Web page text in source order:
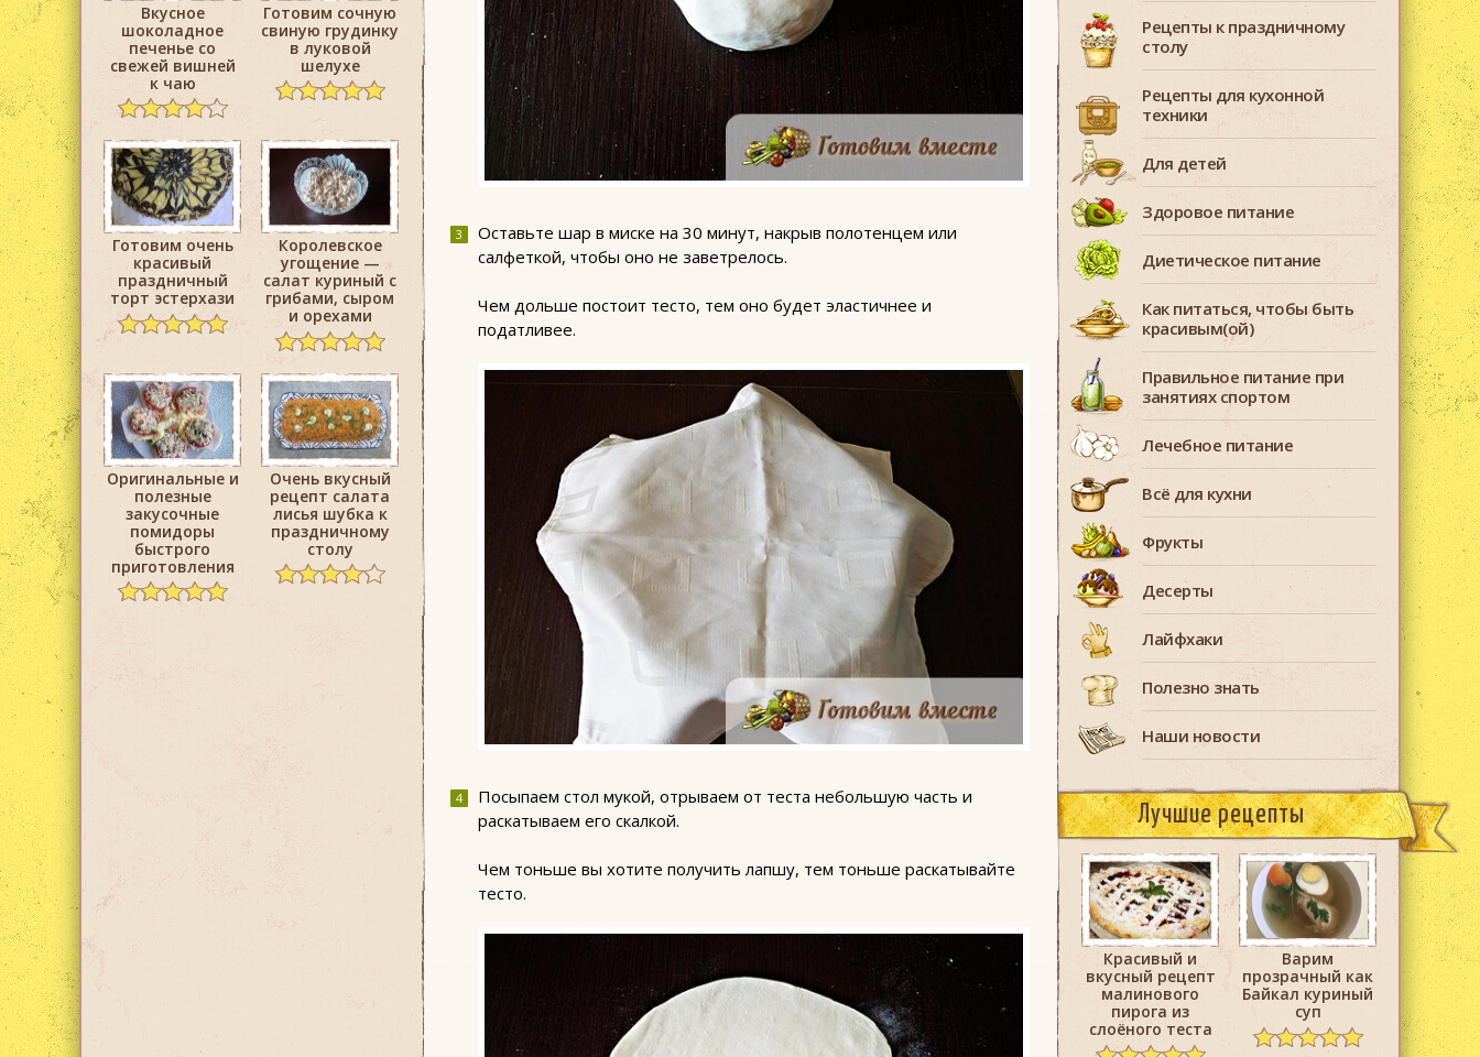
Оставьте шар в миске на 30 минут, накрыв полотенцем или
салфеткой, чтобы оно не заветрелось.
Чем дольше постоит тесто, тем оно будет эластичнее и
податливее.
Посыпаем стол мукой, отрываем от теста небольшую часть и
раскатываем его скалкой.
Чем тоньше вы хотите получить лапшу, тем тоньше раскатывайте
тесто.
Вкусное
шоколадное
печенье со
свежей вишней
к чаю
Готовим сочную
свиную грудинку
в луковой
шелухе
Готовим очень
красивый
праздничный
торт эстерхази
Королевское
угощение —
салат куриный с
грибами, сыром
и орехами
Оригинальные и
полезные
закусочные
помидоры
быстрого
приготовления
Очень вкусный
рецепт салата
лисья шубка к
праздничному
столу
Рецепты к праздничному
столу
Рецепты для кухонной
техники
Для детей
Здоровое питание
Диетическое питание
Как питаться, чтобы быть
красивым(ой)
Правильное питание при
занятиях спортом
Лечебное питание
Всё для кухни
Фрукты
Десерты
Лайфхаки
Полезно знать
Наши новости
Лучшие рецепты
Красивый и
вкусный рецепт
малинового
пирога из
слоёного теста
Варим
прозрачный как
Байкал куриный
суп